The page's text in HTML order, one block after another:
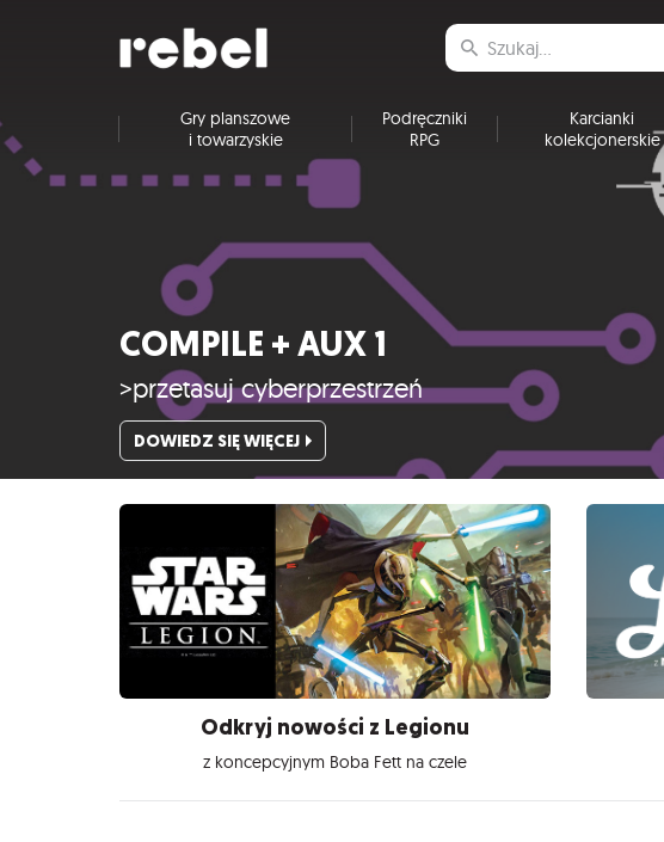
Gry planszowe
i towarzyskie
Podręczniki
RPG
Karcianki
kolekcjonerskie
COMPILE + AUX 1
>przetasuj cyberprzestrzeń
DOWIEDZ SIĘ WIĘCEJ
Odkryj nowości z Legionu
z koncepcyjnym Boba Fett na czele